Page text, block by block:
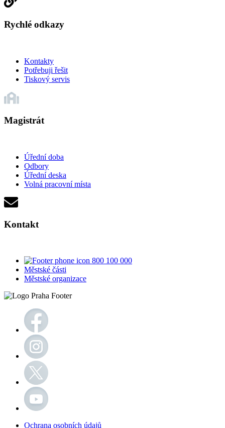
Rychlé odkazy
Kontakty
Potřebuji řešit
Tiskový servis
Magistrát
Úřední doba
Odbory
Úřední deska
Volná pracovní místa
Kontakt
800 100 000
Městské části
Městské organizace
Ochrana osobních údajů